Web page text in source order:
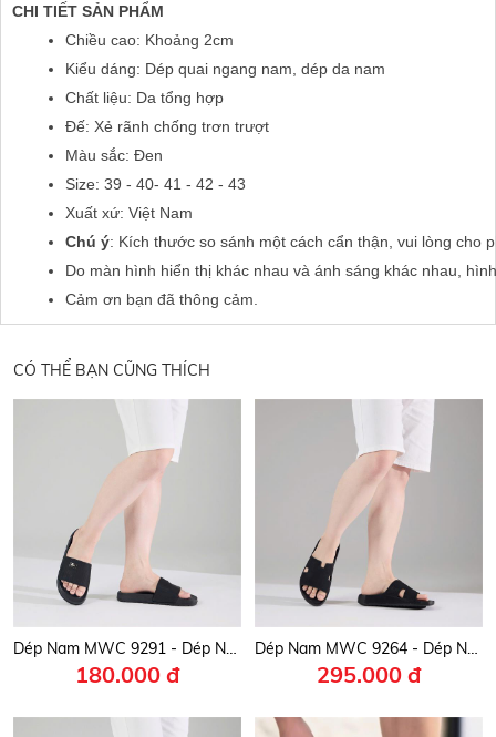
CHI TIẾT SẢN PHẨM
Chiều cao: Khoảng 2cm
Kiểu dáng: Dép quai ngang nam, dép da nam
Chất liệu: Da tổng hợp
Đế: Xẻ rãnh chống trơn trượt
Màu sắc: Đen
Size: 39 - 40- 41 - 42 - 43
Xuất xứ: Việt Nam
Chú ý: Kích thước so sánh một cách cẩn thận, vui lòng cho
Do màn hình hiển thị khác nhau và ánh sáng khác nhau,
Cảm ơn bạn đã thông cảm.
CÓ THỂ BẠN CŨNG THÍCH
Dép Nam MWC 9291 - Dép Nam Quai Ngang Bản To Họa Tiết Sọc Nổi Nam Tính, Trẻ Trung, Thời Trang.
180.000 đ
Dép Nam MWC 9264 - Dép Nam Quai Da Ngang Bản To Nam Tính, Êm Nhẹ, Bền Đẹp, Thời Trang.
295.000 đ